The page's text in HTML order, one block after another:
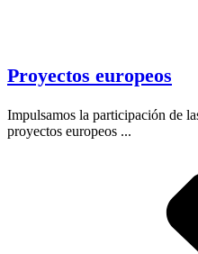
Proyectos europeos
Impulsamos la participación de
proyectos europeos ...